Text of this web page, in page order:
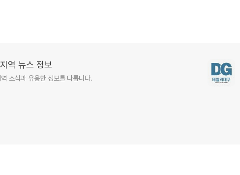
역 뉴스 정보
소식과 유용한 정보를 다룹니다.